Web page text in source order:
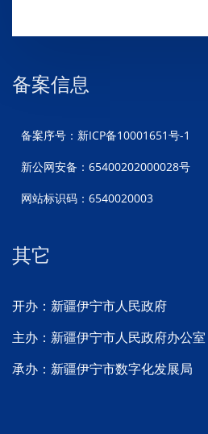
备案信息
备案序号：新ICP备10001651号-1
新公网安备：65400202000028号
网站标识码：6540020003
其它
开办：新疆伊宁市人民政府
主办：新疆伊宁市人民政府办公室
承办：新疆伊宁市数字化发展局